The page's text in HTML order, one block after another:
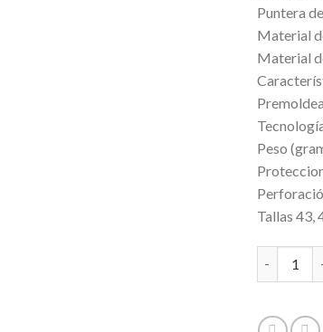
Puntera
Material
Material
Peso
Tallas 43,